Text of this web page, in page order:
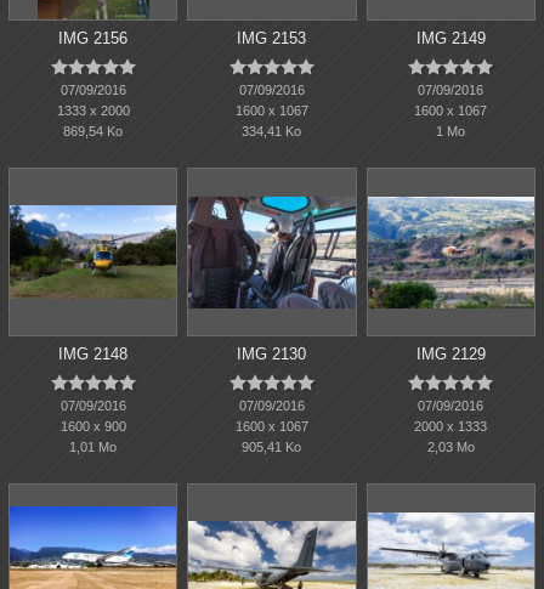
IMG 2156

07/09/2016
1333 x 2000
869,54 Ko
IMG 2153

07/09/2016
1600 x 1067
334,41 Ko
IMG 2149

07/09/2016
1600 x 1067
1 Mo
IMG 2148

07/09/2016
1600 x 900
1,01 Mo
IMG 2130

07/09/2016
1600 x 1067
905,41 Ko
IMG 2129

07/09/2016
2000 x 1333
2,03 Mo